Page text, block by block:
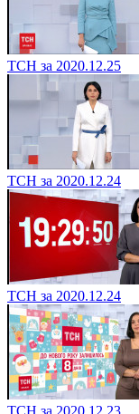
ТСН за 2020.12.25
ТСН за 2020.12.24
ТСН за 2020.12.24
ТСН за 2020.12.23